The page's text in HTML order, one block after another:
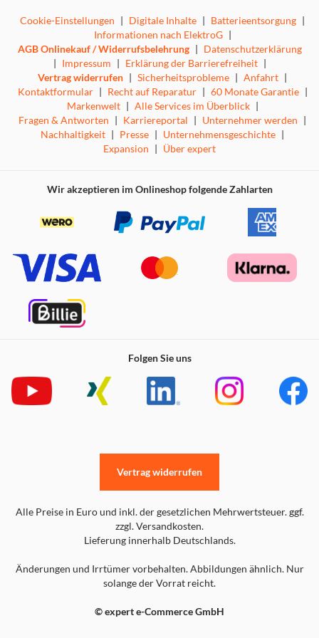
Cookie-Einstellungen | Digitale Inhalte | Batterieentsorgung |
Informationen nach ElektroG |
AGB Onlinekauf / Widerrufsbelehrung | Datenschutzerklärung
| Impressum | Erklärung der Barrierefreiheit |
Vertrag widerrufen | Sicherheitsprobleme | Anfahrt |
Kontaktformular | Recht auf Reparatur | 60 Monate Garantie |
Markenwelt | Alle Services im Überblick |
Fragen & Antworten | Karriereportal | Unternehmer werden |
Nachhaltigkeit | Presse | Unternehmensgeschichte |
Expansion | Über expert
Wir akzeptieren im Onlineshop folgende Zahlarten
Folgen Sie uns
Alle Preise in Euro und inkl. der gesetzlichen Mehrwertsteuer. ggf.
zzgl. Versandkosten.
Lieferung innerhalb Deutschlands.
Änderungen und Irrtümer vorbehalten. Abbildungen ähnlich. Nur
solange der Vorrat reicht.
© expert e-Commerce GmbH
Vertrag widerrufen